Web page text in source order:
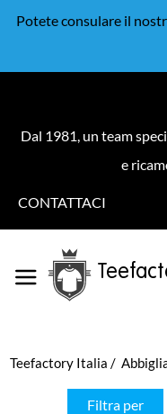
Potete consulare il
Dal 1981, un team
e
CONTATTACI
Teefactory Italia
Filtra per